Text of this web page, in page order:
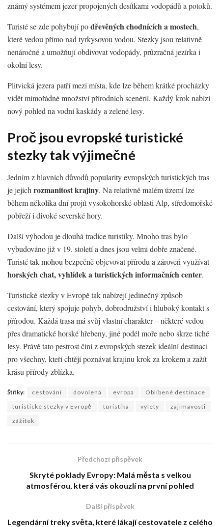
známý systémem jezer propojených desítkami vodopádů a potoků.
Turisté se zde pohybují podřevěných chodnících a mostech,
které vedou přímo nad tyrkysovou vodou. Stezky jsou relativně
nenáročné a umožňují obdivovat vodopády, průzračná jezírka i
okolní lesy.
Plitvická jezera patří mezi místa, kde lze během krátké procházky
vidět mimořádné množství přírodních scenérií. Každý krok nabízí
nový pohled na vodní kaskády a zelené lesy.
Proč jsou evropské turistické
stezky tak výjimečné
Jedním z hlavních důvodů popularity evropských turistických tras
je jejich rozmanitost krajiny. Na relativně malém území lze
během několika dní projít vysokohorské oblasti Alp, středomořské
pobřeží i divoké severské hory.
Další výhodou je dlouhá tradice turistiky. Mnoho tras bylo
vybudováno již v 19. století a dnes jsou velmi dobře značené.
Turisté tak mohou bezpečně objevovat přírodu a zároveň využívat
horských chat, vyhlídek a turistických informačních center.
Turistické stezky v Evropě tak nabízejí jedinečný způsob
cestování, který spojuje pohyb, dobrodružství i hluboký kontakt s
přírodou. Každá trasa má svůj vlastní charakter – některé vedou
přes dramatické horské hřebeny, jiné podél moře nebo skrze tiché
lesy. Právě tato pestrost činí z evropských stezek ideální destinaci
pro všechny, kteří chtějí poznávat krajinu krok za krokem a zažít
krásu přírody zblízka.
Štítky: cestování dovolená evropa
Oblíbené destinace
turistické stezky v Evropě
turistika výlety
zajímavosti
zážitek
Předchozí příspěvek
Skryté poklady Evropy: Malá města s velkou
atmosférou, která vás okouzlí na první pohled
Další příspěvek
Legendární treky světa, které lákají cestovatele z celého